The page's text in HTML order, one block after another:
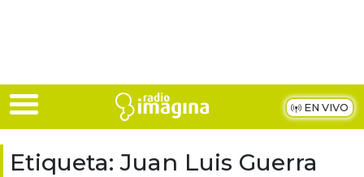
EN VIVO
Etiqueta:Juan Luis Guerra